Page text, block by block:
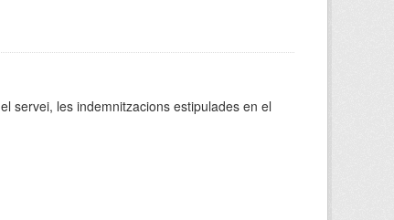
servei, les indemnitzacions estipulades en el